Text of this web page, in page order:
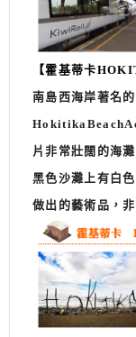
【霍基蒂卡
南島西海岸著名
片非常壯闊的海
黑色沙灘上有白
做出的藝術品，非